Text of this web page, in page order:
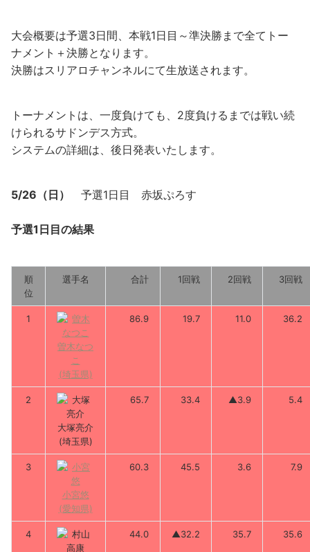
大会概要は予選3日間、本戦1日目～準決勝まで全てトー
ナメント＋決勝となります。
決勝はスリアロチャンネルにて生放送されます。
トーナメントは、一度負けても、2度負けるまでは戦い続
けられるサドンデス方式。
システムの詳細は、後日発表いたします。
5/26（日） 予選1日目 赤坂ぷろす
予選1日目の結果
順
位
選手名 合計 1回戦 2回戦 3回戦
1
曽木なつ
こ
(埼玉県)
86.9 19.7 11.0 36.2
2
大塚亮介
(埼玉県)
65.7 33.4 ▲3.9 5.4
3
小宮悠
(愛知県)
60.3 45.5 3.6 7.9
4 44.0 ▲32.2 35.7 35.6